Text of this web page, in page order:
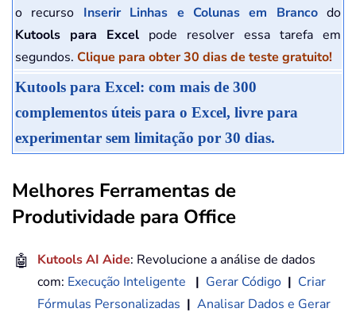
o recurso Inserir Linhas e Colunas em Branco do
Kutools para Excel pode resolver essa tarefa em
segundos. Clique para obter 30 dias de teste gratuito!
Kutools para Excel: com mais de 300
complementos úteis para o Excel, livre para
experimentar sem limitação por 30 dias.
Melhores Ferramentas de
Produtividade para Office
🤖 Kutools AI Aide: Revolucione a análise de dados
com: Execução Inteligente | Gerar Código | Criar
Fórmulas Personalizadas | Analisar Dados e Gerar